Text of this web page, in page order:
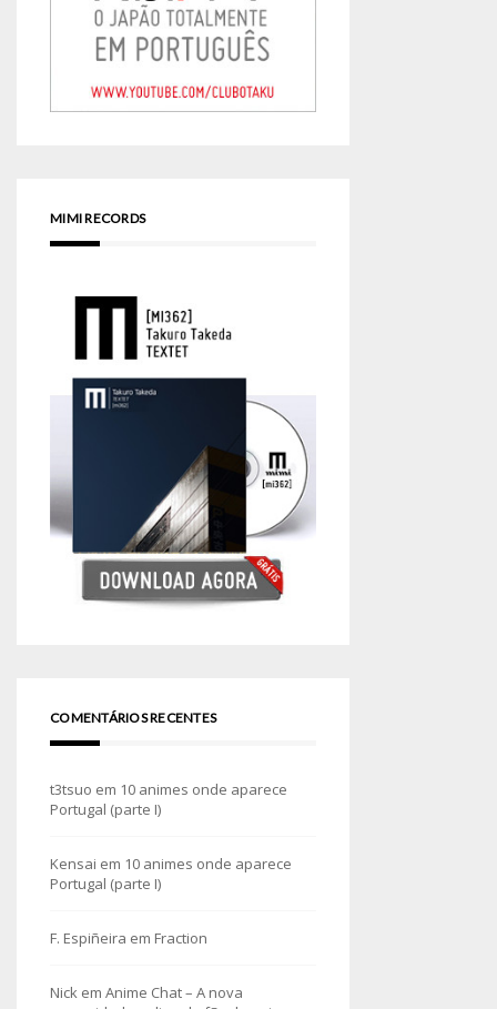
MIMI RECORDS
COMENTÁRIOS RECENTES
t3tsuo em 10 animes onde aparece
Portugal (parte I)
Kensai em 10 animes onde aparece
Portugal (parte I)
F. Espiñeira em Fraction
Nick em Anime Chat – A nova